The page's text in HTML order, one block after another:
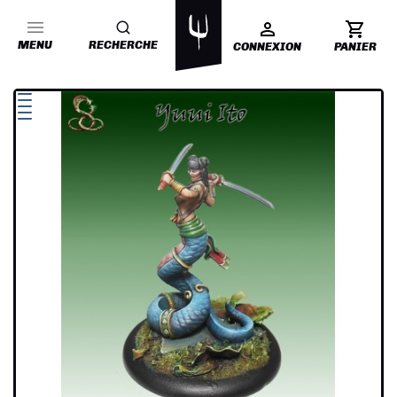
MENU RECHERCHE CONNEXION PANIER